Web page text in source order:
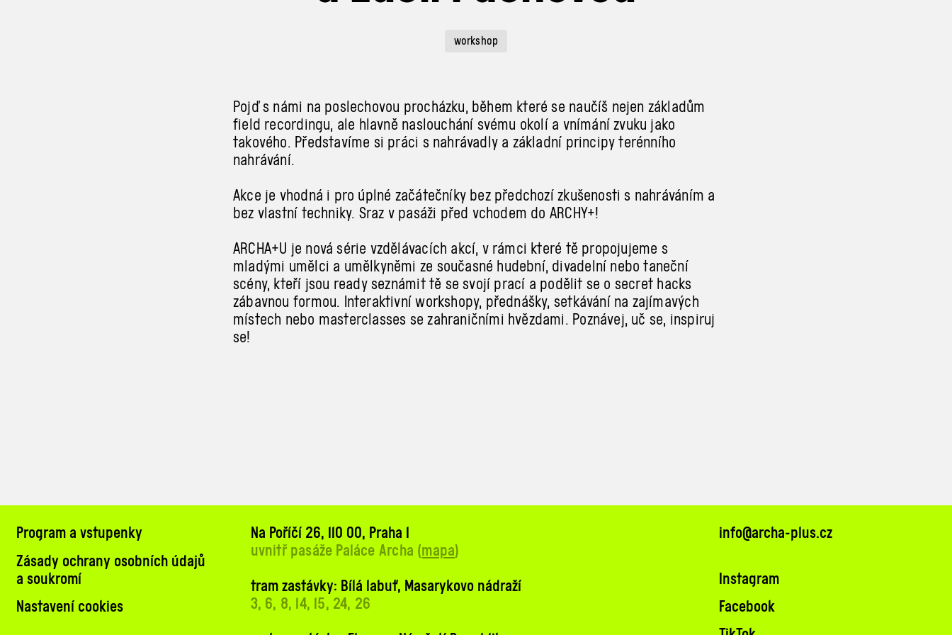
workshop
Pojď s námi na poslechovou procházku, během které se naučíš nejen základům
field recordingu, ale hlavně naslouchání svému okolí a vnímání zvuku jako
takového. Představíme si práci s nahrávadly a základní principy terénního
nahrávání.
Akce je vhodná i pro úplné začátečníky bez předchozí zkušenosti s nahráváním a
bez vlastní techniky. Sraz v pasáži před vchodem do ARCHY+!
ARCHA+U je nová série vzdělávacích akcí, v rámci které tě propojujeme s
mladými umělci a umělkyněmi ze současné hudební, divadelní nebo taneční
scény, kteří jsou ready seznámit tě se svojí prací a podělit se o secret hacks
zábavnou formou. Interaktivní workshopy, přednášky, setkávání na zajímavých
místech nebo masterclasses se zahraničními hvězdami. Poznávej, uč se, inspiruj
se!
Program a vstupenky
Zásady ochrany osobních údajů
a soukromí
Nastavení cookies
info@archa-plus.cz
Instagram
Facebook
Na Poříčí 26, 110 00, Praha 1
uvnitř pasáže Paláce Archa (mapa)
tram zastávky: Bílá labuť, Masarykovo nádraží
3, 6, 8, 14, 15, 24, 26